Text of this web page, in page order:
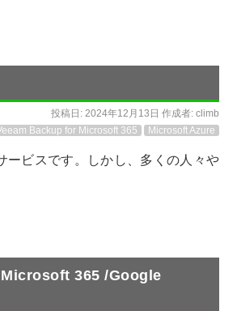
投稿日: 2024年12月13日 作成者: climb
Backup for Microsoft 365 Microsoft Azure
ービスです。しかし、多くの人々や
365 /Google